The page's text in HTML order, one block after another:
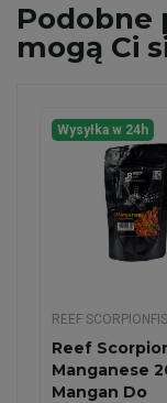
Podobne
mogą Ci
Wysyłka w 24h
REEF
Reef
Manganese
Mangan Do